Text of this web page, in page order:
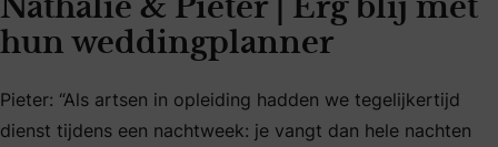
Nathalie & Pieter | Erg blij met
hun weddingplanner
Pieter: “Als artsen in opleiding hadden we tegelijkertijd
dienst tijdens een nachtweek: je vangt dan hele nachten